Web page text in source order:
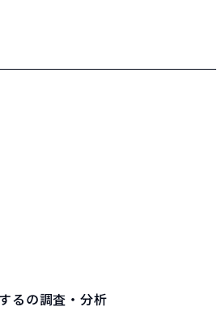
るの調査・分析